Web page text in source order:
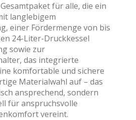
für alle, die ein
langlebigem
einer Fördermenge von bis
24-Liter-Druckkessel
sowie zur
das integrierte
komfortable und sichere
Materialwahl auf – das
ansprechend, sondern
für anspruchsvolle
vereint.